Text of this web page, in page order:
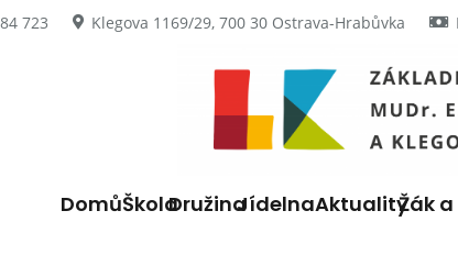
723 Klegova 1169/29, 700 30 Ostrava-Hrabůvka
DomůŠkolaDružinaJídelnaAktualityŽák